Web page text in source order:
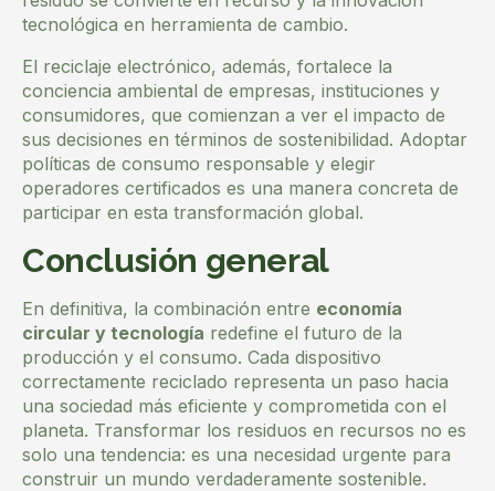
tecnológica en herramienta de cambio.
El reciclaje electrónico, además, fortalece la
conciencia ambiental de empresas, instituciones y
consumidores, que comienzan a ver el impacto de
sus decisiones en términos de sostenibilidad. Adoptar
políticas de consumo responsable y elegir
operadores certificados es una manera concreta de
participar en esta transformación global.
Conclusión general
En definitiva, la combinación entre economía
circular y tecnología redefine el futuro de la
producción y el consumo. Cada dispositivo
correctamente reciclado representa un paso hacia
una sociedad más eficiente y comprometida con el
planeta. Transformar los residuos en recursos no es
solo una tendencia: es una necesidad urgente para
construir un mundo verdaderamente sostenible.